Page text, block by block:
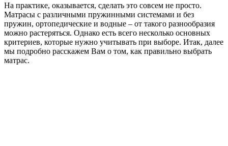
На практике, оказывается, сделать это совсем не просто.
Матрасы с различными пружинными системами и без
пружин, ортопедические и водные – от такого разнообразия
можно растеряться. Однако есть всего несколько основных
критериев, которые нужно учитывать при выборе. Итак, далее
мы подробно расскажем Вам о том, как правильно выбрать
матрас.